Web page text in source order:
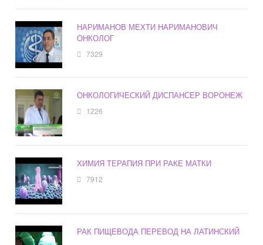
НАРИМАНОВ МЕХТИ НАРИМАНОВИЧ
ОНКОЛОГ
7329
ОНКОЛОГИЧЕСКИЙ ДИСПАНСЕР ВОРОНЕЖ
1226
ХИМИЯ ТЕРАПИЯ ПРИ РАКЕ МАТКИ
7912
РАК ПИЩЕВОДА ПЕРЕВОД НА ЛАТИНСКИЙ